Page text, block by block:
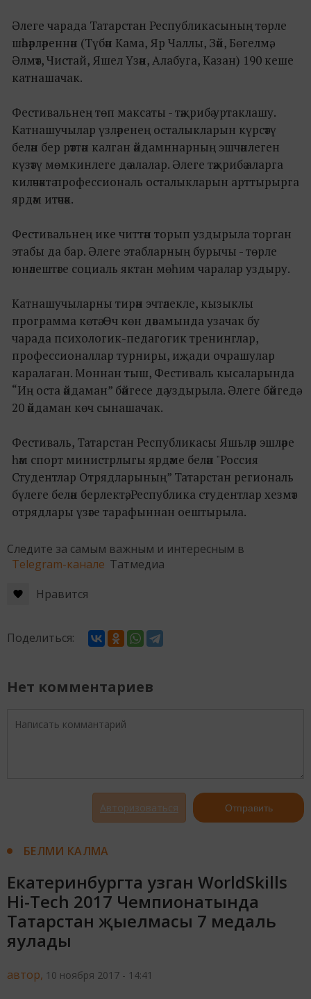
Әлеге чарада Татарстан Республикасының төрле
шәһәрләреннән (Түбән Кама, Яр Чаллы, Зәй, Бөгелмә,
Әлмәт, Чистай, Яшел Үзән, Алабуга, Казан) 190 кеше
катнашачак.
Фестивальнең төп максаты - тәҗрибә уртаклашу.
Катнашучылар үзләренең осталыкларын күрсәтү
белән бер рәттән калган әйдамннарның эшчәнлеген
күзәтү мөмкинлеге дә алалар. Әлеге тәҗрибә аларга
киләчәктә профессиональ осталыкларын арттырырга
ярдәм итәчәк.
Фестивальнең ике читтән торып уздырыла торган
этабы да бар. Әлеге этабларның бурычы - төрле
юнәлештәге социаль яктан мөһим чаралар уздыру.
Катнашучыларны тирән эчтәлекле, кызыклы
программа көтә. Өч көн дәвамында узачак бу
чарада психологик-педагогик тренинглар,
профессионаллар турниры, иҗади очрашулар
каралаган. Моннан тыш, Фестиваль кысаларында
“Иң оста әйдаман” бәйгесе дә уздырыла. Әлеге бәйгедә
20 әйдаман көч сынашачак.
Фестиваль, Татарстан Республикасы Яшьләр эшләре
һәм спорт министрлыгы ярдәме белән "Россия
Студентлар Отрядларының” Татарстан региональ
бүлеге белән берлектә, Республика студентлар хезмәт
отрядлары үзәге тарафыннан оештырыла.
Следите за самым важным и интересным в
Telegram-канале Татмедиа
Нравится
Поделиться:
Нет комментариев
Авторизоваться Отправить
БЕЛМИ КАЛМА
Екатеринбургта узган WorldSkills
Hi-Tech 2017 Чемпионатында
Татарстан җыелмасы 7 медаль
яулады
автор, 10 ноября 2017 - 14:41